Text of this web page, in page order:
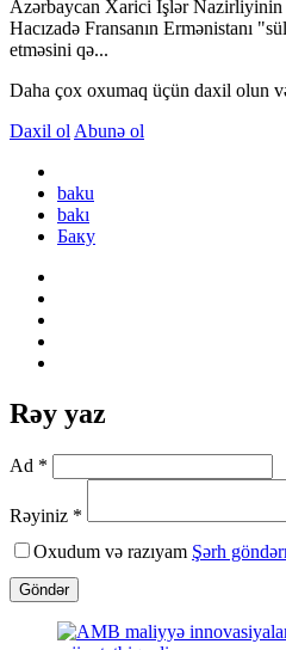
Azərbaycan Xarici İşlər Nazirliyinin
Hacızadə Fransanın Ermənistanı
etməsini qə...
Daha çox oxumaq üçün daxil olun
Daxil ol Abunə ol
baku
bakı
Баку
Rəy yaz
Ad *
Rəyiniz *
Oxudum və razıyam Şərh
Göndər